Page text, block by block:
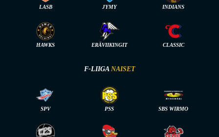
LASB JYMY INDIANS
HAWKS ERÄVIIKINGIT CLASSIC
F-LIIGA NAISET
SPV PSS SBS WIRMO